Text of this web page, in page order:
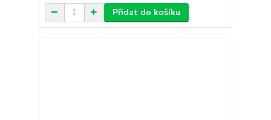
Přidat do košíku